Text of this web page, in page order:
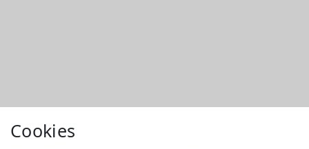
Cookies